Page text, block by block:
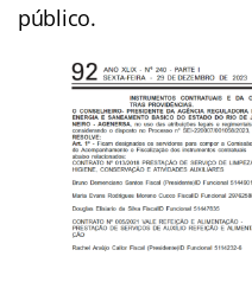
público.